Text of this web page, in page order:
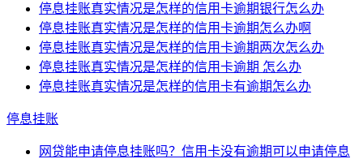
停息挂账真实情况是怎样的信用卡逾期银行怎么办
停息挂账真实情况是怎样的信用卡逾期怎么办啊
停息挂账真实情况是怎样的信用卡逾期两次怎么办
停息挂账真实情况是怎样的信用卡逾期 怎么办
停息挂账真实情况是怎样的信用卡有逾期怎么办
停息挂账
网贷能申请停息挂账吗？信用卡没有逾期可以申请停息